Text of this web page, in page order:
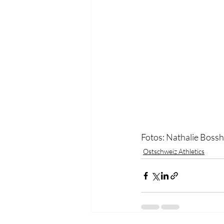
Fotos: Nathalie
Ostschweiz Athletics